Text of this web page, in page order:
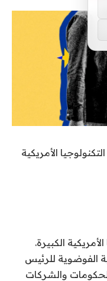
الأمريكية
الكبيرة.
الفوضوية للرئيس
والشركات